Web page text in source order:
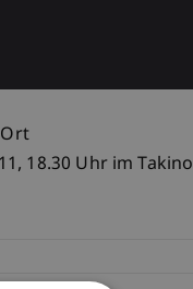
18.30 Uhr im Takino